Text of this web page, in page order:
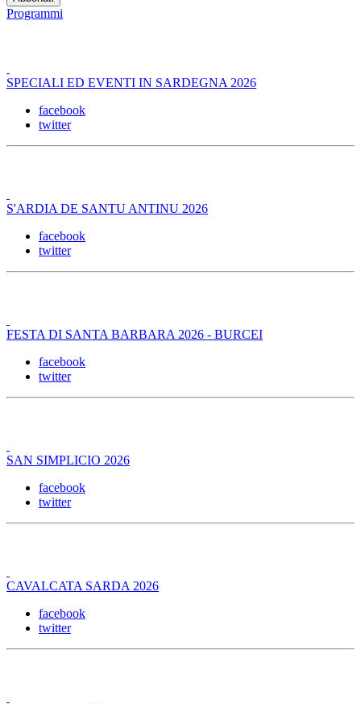
Programmi
SPECIALI ED EVENTI IN SARDEGNA 2026
facebook
twitter
S'ARDIA DE SANTU ANTINU 2026
facebook
twitter
FESTA DI SANTA BARBARA 2026 - BURCEI
facebook
twitter
SAN SIMPLICIO 2026
facebook
twitter
CAVALCATA SARDA 2026
facebook
twitter